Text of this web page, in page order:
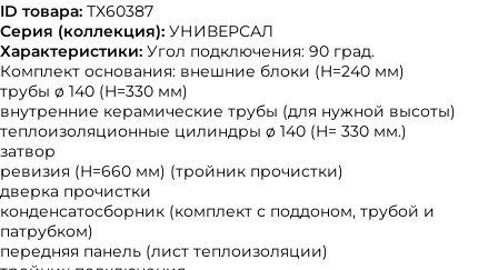
ID товара: ТХ60387
Серия (коллекция): УНИВЕРСАЛ
Характеристики: Угол подключения: 90 град.
Комплект основания: внешние блоки (H=240 мм)
трубы ø 140 (H=330 мм)
внутренние керамические трубы (для нужной высоты)
теплоизоляционные цилиндры ø 140 (H= 330 мм.)
затвор
ревизия (H=660 мм) (тройник прочистки)
дверка прочистки
конденсатосборник (комплект с поддоном, трубой и
патрубком)
передняя панель (лист теплоизоляции)